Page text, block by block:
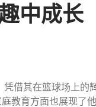
中成长
凭借其在篮球场上的
教育方面也展现了